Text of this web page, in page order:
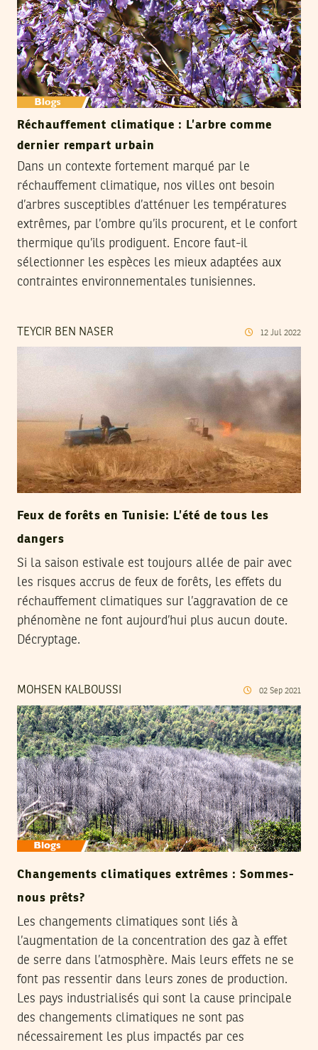
Réchauffement climatique : L’arbre comme
dernier rempart urbain
Dans un contexte fortement marqué par le
réchauffement climatique, nos villes ont besoin
d’arbres susceptibles d’atténuer les températures
extrêmes, par l’ombre qu’ils procurent, et le confort
thermique qu’ils prodiguent. Encore faut-il
sélectionner les espèces les mieux adaptées aux
contraintes environnementales tunisiennes.
TEYCIR BEN NASER 12 Jul 2022
Feux de forêts en Tunisie: L’été de tous les
dangers
Si la saison estivale est toujours allée de pair avec
les risques accrus de feux de forêts, les effets du
réchauffement climatiques sur l’aggravation de ce
phénomène ne font aujourd’hui plus aucun doute.
Décryptage.
MOHSEN KALBOUSSI 02 Sep 2021
Changements climatiques extrêmes : Sommes-
nous prêts?
Les changements climatiques sont liés à
l’augmentation de la concentration des gaz à effet
de serre dans l’atmosphère. Mais leurs effets ne se
font pas ressentir dans leurs zones de production.
Les pays industrialisés qui sont la cause principale
des changements climatiques ne sont pas
nécessairement les plus impactés par ces